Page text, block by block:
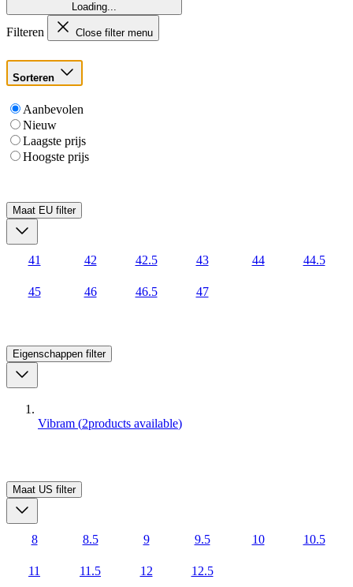
Loading...
Filteren Close filter menu
Sorteren
Aanbevolen
Nieuw
Laagste prijs
Hoogste prijs
Maat EU filter
41 42 42.5 43 44 44.5
45 46 46.5 47
Eigenschappen filter
Vibram (2products available)
Maat US filter
8 8.5 9 9.5 10 10.5
11 11.5 12 12.5